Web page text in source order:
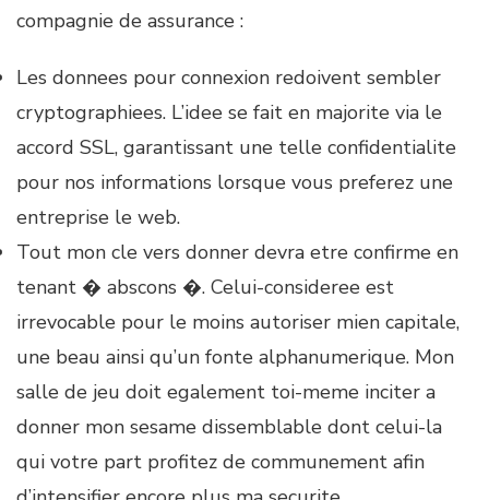
compagnie de assurance :
Les donnees pour connexion redoivent sembler
cryptographiees. L’idee se fait en majorite via le
accord SSL, garantissant une telle confidentialite
pour nos informations lorsque vous preferez une
entreprise le web.
Tout mon cle vers donner devra etre confirme en
tenant � abscons �. Celui-consideree est
irrevocable pour le moins autoriser mien capitale,
une beau ainsi qu’un fonte alphanumerique. Mon
salle de jeu doit egalement toi-meme inciter a
donner mon sesame dissemblable dont celui-la
qui votre part profitez de communement afin